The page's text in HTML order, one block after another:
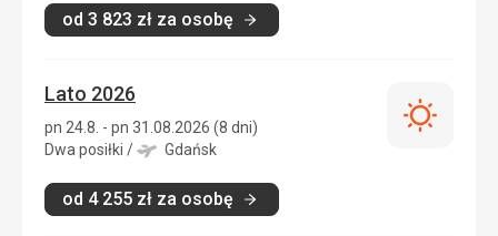
od 3 823 zł za osobę
Lato 2026
pn 24.8. - pn 31.08.2026 (8 dni)
Dwa posiłki / Gdańsk
od 4 255 zł za osobę
Lato